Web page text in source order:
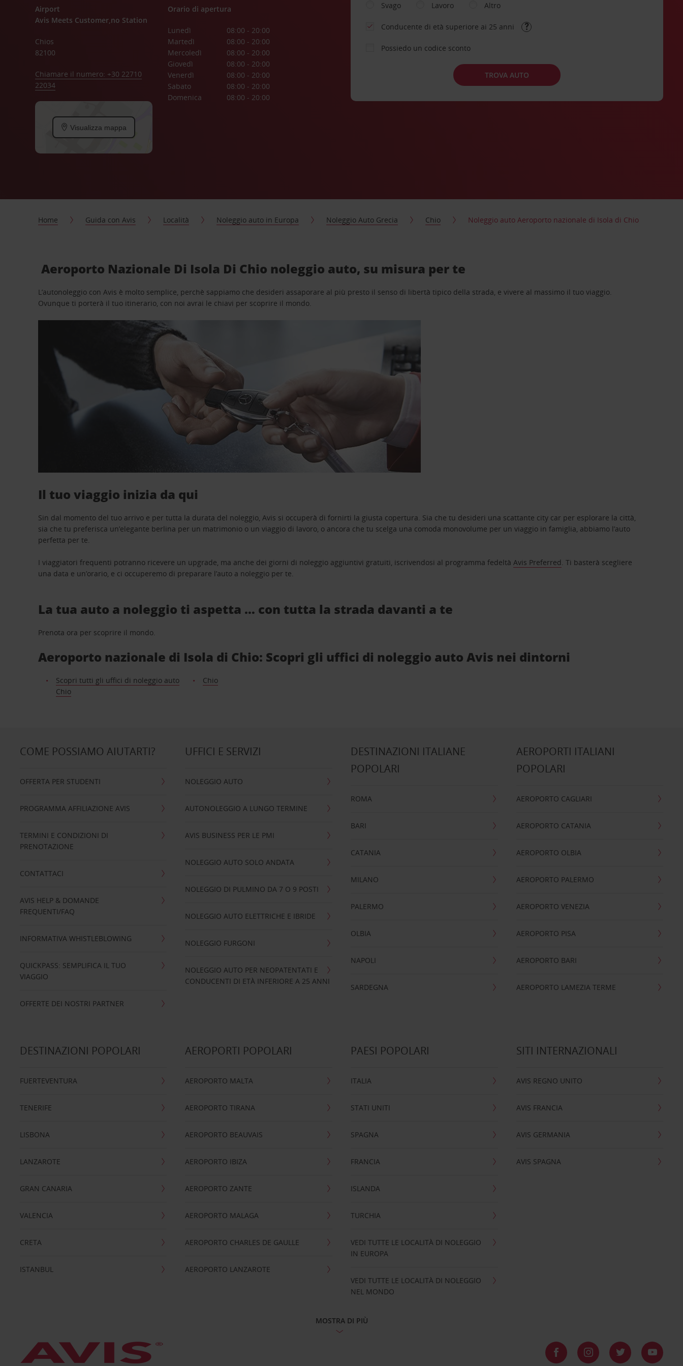
Airport
Avis Meets Customer,no Station
Chios
82100
Chiamare il numero: +30 22710
22034
Visualizza mappa
Orario di apertura
Lunedì
08:00 - 20:00
Martedì
08:00 - 20:00
Mercoledì
08:00 - 20:00
Giovedì
08:00 - 20:00
Venerdì
08:00 - 20:00
Sabato
08:00 - 20:00
Domenica
08:00 - 20:00
Svago
Lavoro Altro
Conducente di età superiore ai 25 anni
Possiedo un codice sconto
TROVA AUTO
Home Guida con Avis Località Noleggio auto in Europa Noleggio Auto Grecia Chio Noleggio auto Aeroporto nazionale di Isola di Chio
Aeroporto Nazionale Di Isola Di Chio noleggio auto, su misura per te
L’autonoleggio con Avis è molto semplice, perchè sappiamo che desideri assaporare al più presto il senso di libertà tipico della strada, e vivere al massimo il tuo viaggio.
Ovunque ti porterà il tuo itinerario, con noi avrai le chiavi per scoprire il mondo.
Il tuo viaggio inizia da qui
Sin dal momento del tuo arrivo e per tutta la durata del noleggio, Avis si occuperà di fornirti la giusta copertura. Sia che tu desideri una scattante city car per esplorare la città,
sia che tu preferisca un’elegante berlina per un matrimonio o un viaggio di lavoro, o ancora che tu scelga una comoda monovolume per un viaggio in famiglia, abbiamo l’auto
perfetta per te.
I viaggiatori frequenti potranno ricevere un upgrade, ma anche dei giorni di noleggio aggiuntivi gratuiti, iscrivendosi al programma fedeltàAvis Preferred. Ti basterà scegliere
una data e un’orario, e ci occuperemo di preparare l’auto a noleggio per te.
La tua auto a noleggio ti aspetta … con tutta la strada davanti a te
Prenota ora per scoprire il mondo.
Aeroporto nazionale di Isola di Chio: Scopri gli uffici di noleggio auto Avis nei dintorni
Scopri tutti gli uffici di noleggio auto
Chio
Chio
COME POSSIAMO AIUTARTI?
OFFERTA PER STUDENTI
PROGRAMMA AFFILIAZIONE AVIS
TERMINI E CONDIZIONI DI
PRENOTAZIONE
CONTATTACI
AVIS HELP & DOMANDE
FREQUENTI/FAQ
INFORMATIVA WHISTLEBLOWING
QUICKPASS: SEMPLIFICA IL TUO
VIAGGIO
OFFERTE DEI NOSTRI PARTNER
UFFICI E SERVIZI
NOLEGGIO AUTO
AUTONOLEGGIO A LUNGO TERMINE
AVIS BUSINESS PER LE PMI
NOLEGGIO AUTO SOLO ANDATA
NOLEGGIO DI PULMINO DA 7 O 9 POSTI
NOLEGGIO AUTO ELETTRICHE E IBRIDE
NOLEGGIO FURGONI
NOLEGGIO AUTO PER NEOPATENTATI E
CONDUCENTI DI ETÀ INFERIORE A 25 ANNI
DESTINAZIONI ITALIANE
POPOLARI
ROMA
BARI
CATANIA
MILANO
PALERMO
OLBIA
NAPOLI
SARDEGNA
AEROPORTI ITALIANI
POPOLARI
AEROPORTO CAGLIARI
AEROPORTO CATANIA
AEROPORTO OLBIA
AEROPORTO PALERMO
AEROPORTO VENEZIA
AEROPORTO PISA
AEROPORTO BARI
AEROPORTO LAMEZIA TERME
DESTINAZIONI POPOLARI
FUERTEVENTURA
TENERIFE
LISBONA
LANZAROTE
GRAN CANARIA
VALENCIA
CRETA
ISTANBUL
AEROPORTI POPOLARI
AEROPORTO MALTA
AEROPORTO TIRANA
AEROPORTO BEAUVAIS
AEROPORTO IBIZA
AEROPORTO ZANTE
AEROPORTO MALAGA
AEROPORTO CHARLES DE GAULLE
AEROPORTO LANZAROTE
PAESI POPOLARI
ITALIA
STATI UNITI
SPAGNA
FRANCIA
ISLANDA
TURCHIA
VEDI TUTTE LE LOCALITÀ DI NOLEGGIO
IN EUROPA
VEDI TUTTE LE LOCALITÀ DI NOLEGGIO
NEL MONDO
SITI INTERNAZIONALI
AVIS REGNO UNITO
AVIS FRANCIA
AVIS GERMANIA
AVIS SPAGNA
MOSTRA DI PIÙ